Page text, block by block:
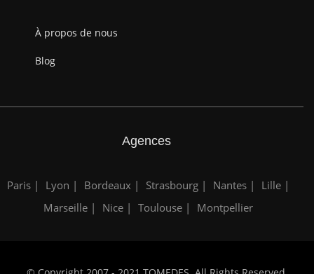
À propos de nous
Blog
Agences
Paris | Lyon | Bordeaux | Strasbourg | Nantes |
Lille |
Marseille |
Nice | Toulouse | Montpellier